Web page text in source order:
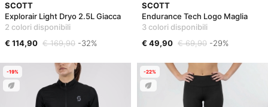
SCOTT
Explorair Light Dryo 2.5L Giacca
2 colori disponibili
€ 114,90 € 169,90 -32%
SCOTT
Endurance Tech Logo Maglia
3 colori disponibili
€ 49,90 € 69,90 -29%
-19% -22%